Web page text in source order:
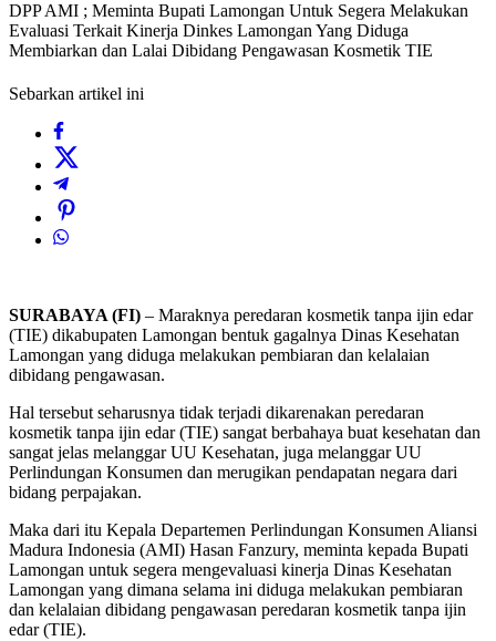
DPP AMI ; Meminta Bupati Lamongan Untuk Segera Melakukan
Evaluasi Terkait Kinerja Dinkes Lamongan Yang Diduga
Membiarkan dan Lalai Dibidang Pengawasan Kosmetik TIE
Sebarkan artikel ini
SURABAYA (FI) – Maraknya peredaran kosmetik tanpa ijin edar
(TIE) dikabupaten Lamongan bentuk gagalnya Dinas Kesehatan
Lamongan yang diduga melakukan pembiaran dan kelalaian
dibidang pengawasan.
Hal tersebut seharusnya tidak terjadi dikarenakan peredaran
kosmetik tanpa ijin edar (TIE) sangat berbahaya buat kesehatan dan
sangat jelas melanggar UU Kesehatan, juga melanggar UU
Perlindungan Konsumen dan merugikan pendapatan negara dari
bidang perpajakan.
Maka dari itu Kepala Departemen Perlindungan Konsumen Aliansi
Madura Indonesia (AMI) Hasan Fanzury, meminta kepada Bupati
Lamongan untuk segera mengevaluasi kinerja Dinas Kesehatan
Lamongan yang dimana selama ini diduga melakukan pembiaran
dan kelalaian dibidang pengawasan peredaran kosmetik tanpa ijin
edar (TIE).